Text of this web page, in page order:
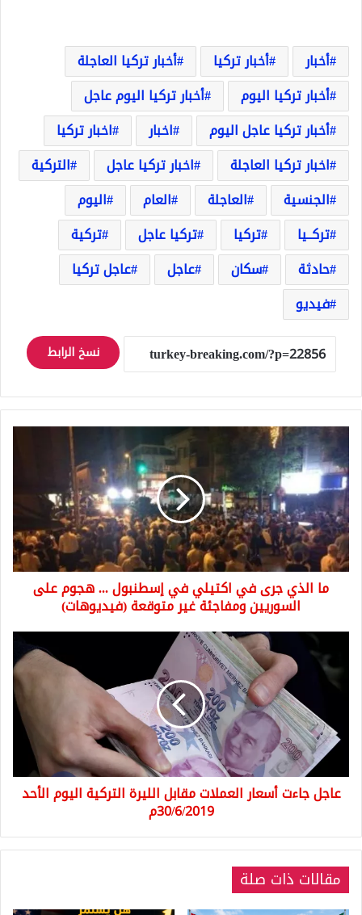
أخبار أخبار تركيا
أخبار تركيا العاجلة
أخبار تركيا اليوم
أخبار تركيا اليوم عاجل
أخبار تركيا عاجل اليوم
اخبار
اخبار تركيا
اخبار تركيا العاجلة
اخبار تركيا عاجل
التركية
الجنسية
العاجلة العام
اليوم
تركــيا
تركيا تركيا عاجل
تركية
حادثة
سكان عاجل
عاجل تركيا
فيديو
نسخ الرابط
الذي
جرى
في
اكتيلي
في
إسطنبول
...
هجوم
غير
متوقعة
(فيديوهات)
ما الذي جرى في اكتيلي في إسطنبول ... هجوم على
السوريين ومفاجئة غير متوقعة (فيديوهات)
جاءت
أسعار
العملات
الليرة
التركية
اليوم
الأحد
30/6/2019م
عاجل جاءت أسعار العملات مقابل الليرة التركية اليوم الأحد
30/6/2019م
مقالات ذات صلة